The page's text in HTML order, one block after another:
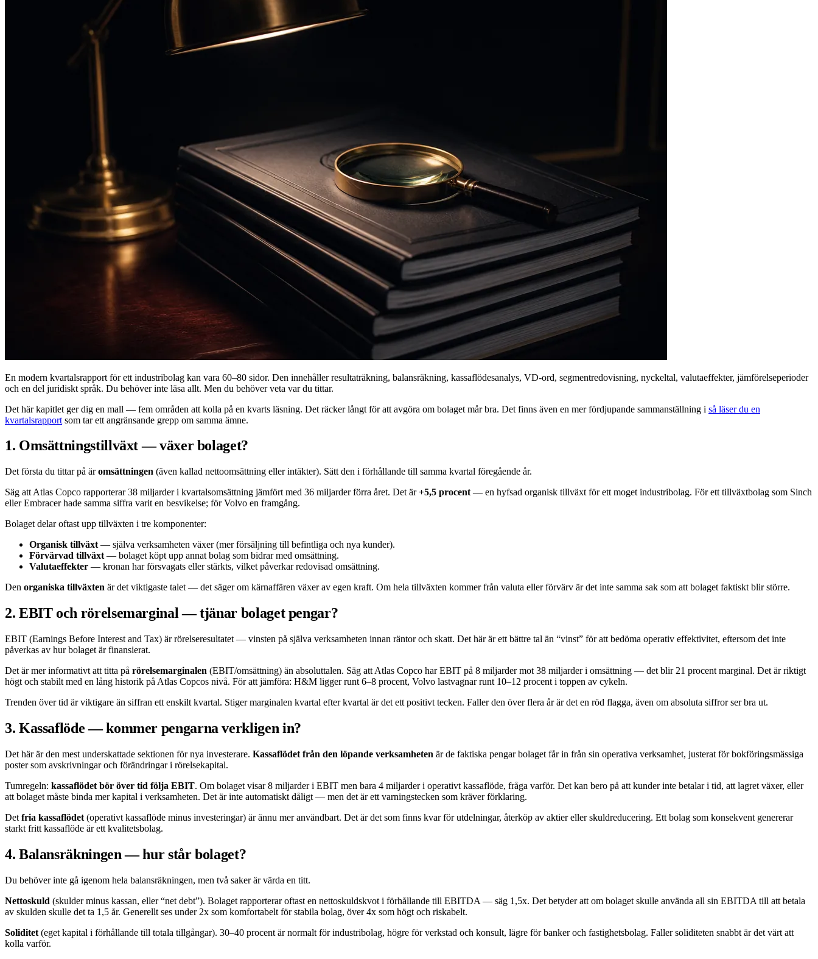
En modern kvartalsrapport för ett industribolag kan vara 60–80 sidor. Den innehåller resultaträkning, balansräkning, kassaflödesanalys, VD-ord, segmentredovisning, nyckeltal, valutaeffekter, jämförelseperioder
och en del juridiskt språk. Du behöver inte läsa allt. Men du behöver veta var du tittar.
Det här kapitlet ger dig en mall — fem områden att kolla på en kvarts läsning. Det räcker långt för att avgöra om bolaget mår bra. Det finns även en mer fördjupande sammanställning i så läser du en
kvartalsrapport som tar ett angränsande grepp om samma ämne.
1. Omsättningstillväxt — växer bolaget?
Det första du tittar på äromsättningen (även kallad nettoomsättning eller intäkter). Sätt den i förhållande till samma kvartal föregående år.
Säg att Atlas Copco rapporterar 38 miljarder i kvartalsomsättning jämfört med 36 miljarder förra året. Det är+5,5 procent — en hyfsad organisk tillväxt för ett moget industribolag. För ett tillväxtbolag som Sinch
eller Embracer hade samma siffra varit en besvikelse; för Volvo en framgång.
Bolaget delar oftast upp tillväxten i tre komponenter:
Organisk tillväxt — själva verksamheten växer (mer försäljning till befintliga och nya kunder).
Förvärvad tillväxt — bolaget köpt upp annat bolag som bidrar med omsättning.
Valutaeffekter — kronan har försvagats eller stärkts, vilket påverkar redovisad omsättning.
Den organiska tillväxten är det viktigaste talet — det säger om kärnaffären växer av egen kraft. Om hela tillväxten kommer från valuta eller förvärv är det inte samma sak som att bolaget faktiskt blir större.
2. EBIT och rörelsemarginal — tjänar bolaget pengar?
EBIT (Earnings Before Interest and Tax) är rörelseresultatet — vinsten på själva verksamheten innan räntor och skatt. Det här är ett bättre tal än “vinst” för att bedöma operativ effektivitet, eftersom det inte
påverkas av hur bolaget är finansierat.
Det är mer informativt att titta på rörelsemarginalen (EBIT/omsättning) än absoluttalen. Säg att Atlas Copco har EBIT på 8 miljarder mot 38 miljarder i omsättning — det blir 21 procent marginal. Det är riktigt
högt och stabilt med en lång historik på Atlas Copcos nivå. För att jämföra: H&M ligger runt 6–8 procent, Volvo lastvagnar runt 10–12 procent i toppen av cykeln.
Trenden över tid är viktigare än siffran ett enskilt kvartal. Stiger marginalen kvartal efter kvartal är det ett positivt tecken. Faller den över flera år är det en röd flagga, även om absoluta siffror ser bra ut.
3. Kassaflöde — kommer pengarna verkligen in?
Det här är den mest underskattade sektionen för nya investerare. Kassaflödet från den löpande verksamheten är de faktiska pengar bolaget får in från sin operativa verksamhet, justerat för bokföringsmässiga
poster som avskrivningar och förändringar i rörelsekapital.
Tumregeln: kassaflödet bör över tid följa EBIT. Om bolaget visar 8 miljarder i EBIT men bara 4 miljarder i operativt kassaflöde, fråga varför. Det kan bero på att kunder inte betalar i tid, att lagret växer, eller
att bolaget måste binda mer kapital i verksamheten. Det är inte automatiskt dåligt — men det är ett varningstecken som kräver förklaring.
Det fria kassaflödet (operativt kassaflöde minus investeringar) är ännu mer användbart. Det är det som finns kvar för utdelningar, återköp av aktier eller skuldreducering. Ett bolag som konsekvent genererar
starkt fritt kassaflöde är ett kvalitetsbolag.
4. Balansräkningen — hur står bolaget?
Du behöver inte gå igenom hela balansräkningen, men två saker är värda en titt.
Nettoskuld (skulder minus kassan, eller “net debt”). Bolaget rapporterar oftast en nettoskuldskvot i förhållande till EBITDA — säg 1,5x. Det betyder att om bolaget skulle använda all sin EBITDA till att betala
av skulden skulle det ta 1,5 år. Generellt ses under 2x som komfortabelt för stabila bolag, över 4x som högt och riskabelt.
Soliditet (eget kapital i förhållande till totala tillgångar). 30–40 procent är normalt för industribolag, högre för verkstad och konsult, lägre för banker och fastighetsbolag. Faller soliditeten snabbt är det värt att
kolla varför.